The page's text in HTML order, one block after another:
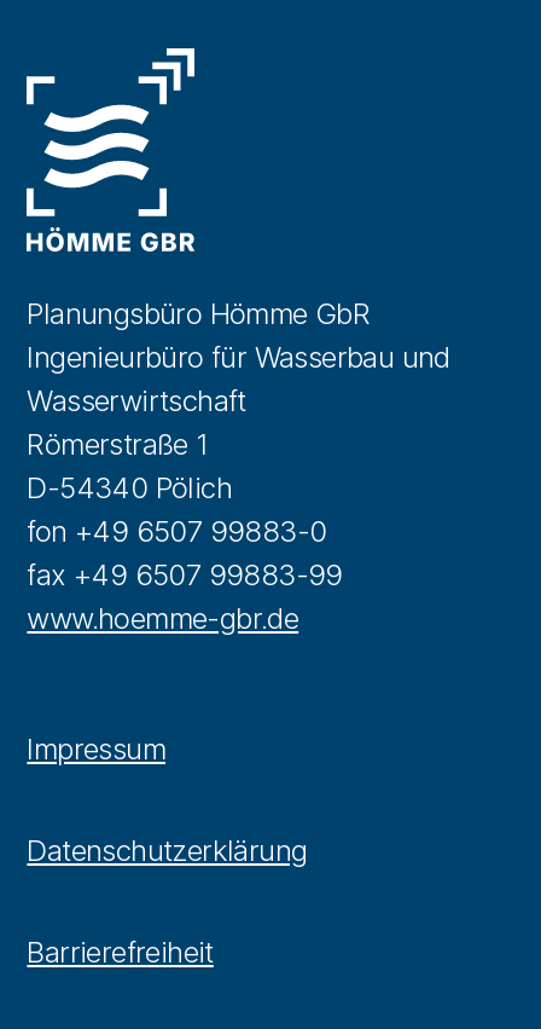
Planungsbüro Hömme GbR
Ingenieurbüro für Wasserbau und
Wasserwirtschaft
Römerstraße 1
D-54340 Pölich
fon +49 6507 99883-0
fax +49 6507 99883-99
www.hoemme-gbr.de
Impressum
Datenschutzerklärung
Barrierefreiheit